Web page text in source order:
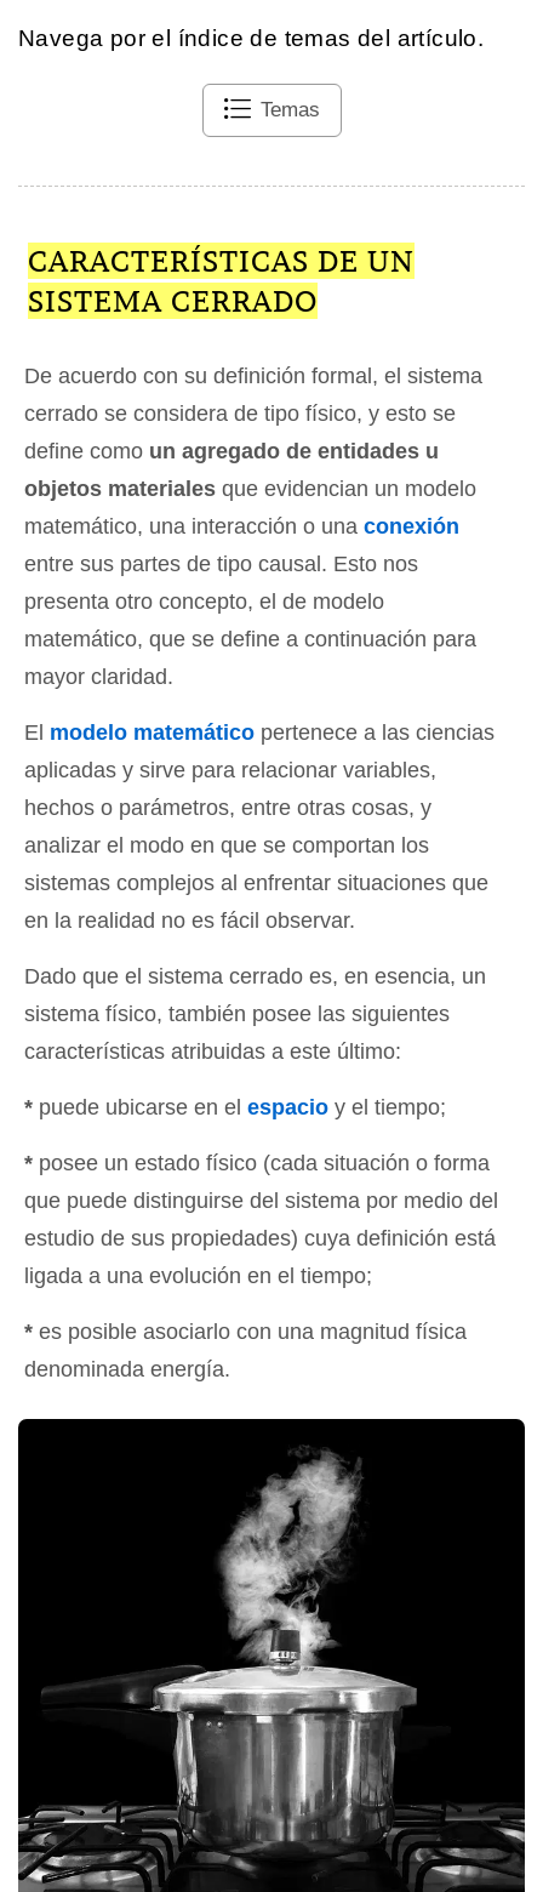
Navega por el índice de temas del artículo.
Temas
CARACTERÍSTICAS DE UN
SISTEMA CERRADO
De acuerdo con su definición formal, el sistema
cerrado se considera de tipo físico, y esto se
define como un agregado de entidades u
objetos materiales que evidencian un modelo
matemático, una interacción o una conexión
entre sus partes de tipo causal. Esto nos
presenta otro concepto, el de modelo
matemático, que se define a continuación para
mayor claridad.
El modelo matemático pertenece a las ciencias
aplicadas y sirve para relacionar variables,
hechos o parámetros, entre otras cosas, y
analizar el modo en que se comportan los
sistemas complejos al enfrentar situaciones que
en la realidad no es fácil observar.
Dado que el sistema cerrado es, en esencia, un
sistema físico, también posee las siguientes
características atribuidas a este último:
* puede ubicarse en el espacio y el tiempo;
* posee un estado físico (cada situación o forma
que puede distinguirse del sistema por medio del
estudio de sus propiedades) cuya definición está
ligada a una evolución en el tiempo;
* es posible asociarlo con una magnitud física
denominada energía.